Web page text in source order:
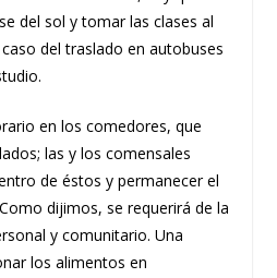
del sol y tomar las clases al
del traslado en autobuses
en los comedores, que
las y los comensales
de éstos y permanecer el
dijimos, se requerirá de la
y comunitario. Una
los alimentos en